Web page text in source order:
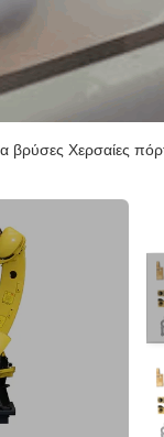
βρύσες Χερσαίες